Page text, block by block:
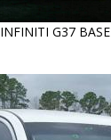
INFINITI G37 BASE